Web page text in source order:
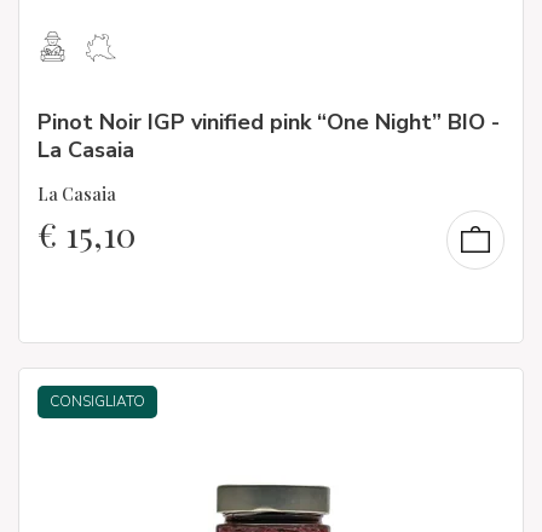
Pinot Noir IGP vinified pink “One Night” BIO -
La Casaia
La Casaia
€ 15,10
CONSIGLIATO